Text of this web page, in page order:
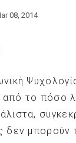
08, 2014
το πόσο
δεν μπορούν